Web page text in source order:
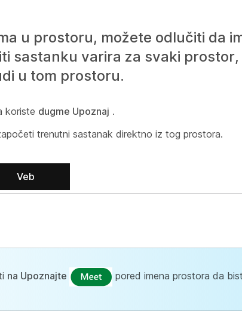
u prostoru, možete odlučiti da
sastanku varira za svaki
u tom prostoru.
koriste dugme Upoznaj .
trenutni sastanak direktno iz tog prostora.
Veb
na Upoznajte
pored imena prostora da